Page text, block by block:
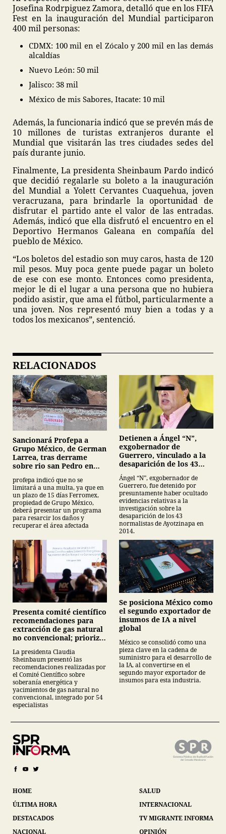
Josefina Rodrpiguez Zamora, detalló que en los FIFA
Fest en la inauguración del Mundial participaron
400 mil personas:
CDMX: 100 mil en el Zócalo y 200 mil en las demás
alcaldías
Nuevo León: 50 mil
Jalisco: 38 mil
México de mis Sabores, Itacate: 10 mil
Además, la funcionaria indicó que se prevén más de
10 millones de turistas extranjeros durante el
Mundial que visitarán las tres ciudades sedes del
país durante junio.
Finalmente, La presidenta Sheinbaum Pardo indicó
que decidió regalarle su boleto a la inauguración
del Mundial a Yolett Cervantes Cuaquehua, joven
veracruzana, para brindarle la oportunidad de
disfrutar el partido ante el valor de las entradas.
Además, indicó que ella disfrutó el encuentro en el
Deportivo Hermanos Galeana en compañía del
pueblo de México.
“Los boletos del estadio son muy caros, hasta de 120
mil pesos. Muy poca gente puede pagar un boleto
de ese con ese monto. Entonces como presidenta,
mejor le di el lugar a una persona que no hubiera
podido asistir, que ama el fútbol, particularmente a
una joven. Nos representó muy bien a todas y a
todos los mexicanos”, sentenció.
RELACIONADOS
Sancionará Profepa a
Grupo México, de German
Larrea, tras derrame
sobre rio san Pedro en
profepa indicó que no se
limitará a una multa, ya que en
un plazo de 15 días Ferromex,
propiedad de Grupo México,
deberá presentar un programa
para resarcir los daños y
recuperar el área afectada
Detienen a Ángel “N”,
exgobernador de
Guerrero, vinculado a la
desaparición de los 43
normalistas de
Ayotzinapa
Ángel “N”, exgobernador de
Guerrero, fue detenido por
presuntamente haber ocultado
evidencias relativas a la
investigación sobre la
desaparición de los 43
normalistas de Ayotzinapa en
2014.
Presenta comité científico
recomendaciones para
extracción de gas natural
no convencional; prioriza
descarta yacimiento
Tampico-Misantla
La presidenta Claudia
Sheinbaum presentó las
recomendaciones realizadas por
el Comité Científico sobre
soberanía energética y
yacimientos de gas natural no
convencional, integrado por 54
especialistas
Se posiciona México como
el segundo exportador de
insumos de IA a nivel
global
México se consolidó como una
pieza clave en la cadena de
suministro para el desarrollo de
la IA, al convertirse en el
segundo mayor exportador de
insumos para esta industria.
HOME
ÚLTIMA HORA
DESTACADOS
NACIONAL
SALUD
INTERNACIONAL
TV MIGRANTE INFORMA
OPINIÓN